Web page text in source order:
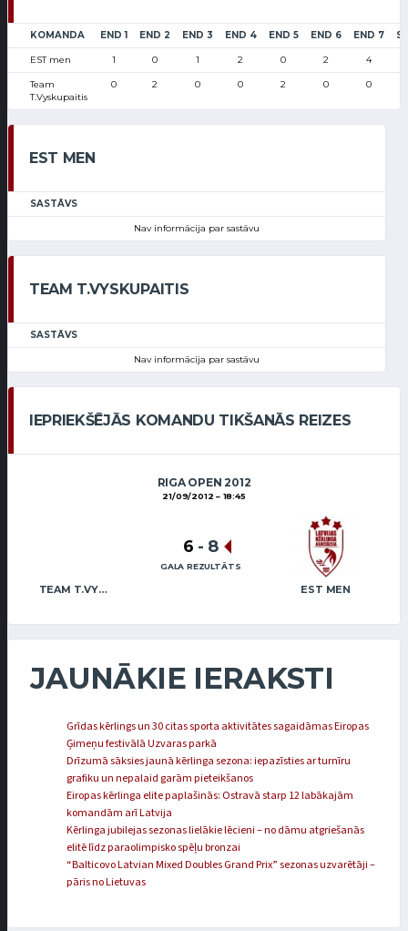
KOMANDA END 1 END 2 END 3 END 4 END 5 END 6 END 7
EST men 1 0 1 2 0 2 4
Team
T.Vyskupaitis
0 2 0 0 2 0 0
EST MEN
SASTĀVS
Nav informācija par sastāvu
TEAM T.VYSKUPAITIS
SASTĀVS
Nav informācija par sastāvu
IEPRIEKŠĒJĀS KOMANDU TIKŠANĀS REIZES
RIGA OPEN 2012
21/09/2012 18:45
TEAM T.VYSKUPAITIS EST MEN
6 - 8
GALA REZULTĀTS
JAUNĀKIE IERAKSTI
Grīdas kērlings un 30 citas sporta aktivitātes sagaidāmas Eiropas
Ģimeņu festivālā Uzvaras parkā
Drīzumā sāksies jaunā kērlinga sezona: iepazīsties ar turnīru
grafiku un nepalaid garām pieteikšanos
Eiropas kērlinga elite paplašinās: Ostravā starp 12 labākajām
komandām arī Latvija
Kērlinga jubilejas sezonas lielākie lēcieni – no dāmu atgriešanās
elitē līdz paraolimpisko spēļu bronzai
“Balticovo Latvian Mixed Doubles Grand Prix” sezonas uzvarētāji –
pāris no Lietuvas